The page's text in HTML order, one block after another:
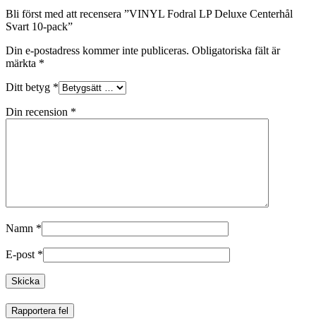
Bli först med att recensera ”VINYL Fodral LP Deluxe Centerhål
Svart 10-pack”
Din e-postadress kommer inte publiceras. Obligatoriska fält är
märkta *
Ditt betyg *
Din recension *
Namn *
E-post *
Rapportera fel